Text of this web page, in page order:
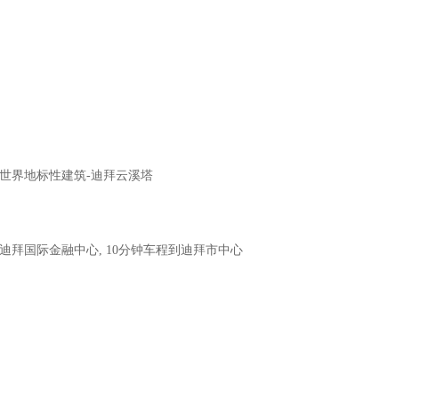
界地标性建筑-迪拜云溪塔
拜国际金融中⼼, 10分钟车程到迪拜市中心